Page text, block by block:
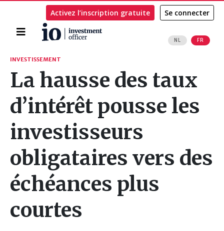
Accueil
NL FR
Activez l’inscription gratuite Se connecter
Rechercher
INVESTISSEMENT
La hausse des taux
d’intérêt pousse les
investisseurs
obligataires vers des
échéances plus
courtes